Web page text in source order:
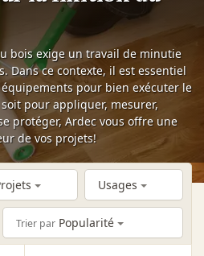
bois exige un travail de minutie
Dans ce contexte, il est essentiel
pour bien exécuter le
pour appliquer, mesurer,
protéger, Ardec vous offre une
de vos projets!
Usages
Trier par Popularité